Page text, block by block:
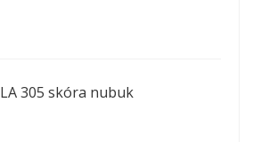
LA 305 skóra nubuk